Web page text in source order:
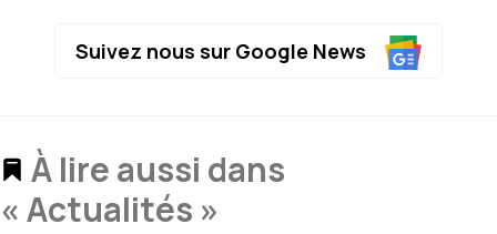
Suivez nous sur Google News
À lire aussi dans
« Actualités »